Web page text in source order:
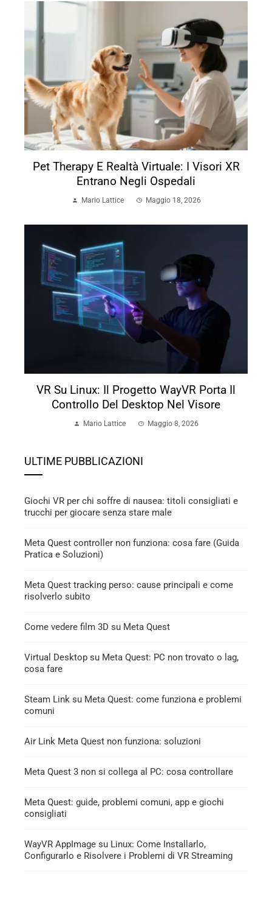
Pet Therapy E Realtà Virtuale: I Visori XR
Entrano Negli Ospedali
Mario Lattice Maggio 18, 2026
VR Su Linux: Il Progetto WayVR Porta Il
Controllo Del Desktop Nel Visore
Mario Lattice Maggio 8, 2026
ULTIME PUBBLICAZIONI
Giochi VR per chi soffre di nausea: titoli consigliati e
trucchi per giocare senza stare male
Meta Quest controller non funziona: cosa fare (Guida
Pratica e Soluzioni)
Meta Quest tracking perso: cause principali e come
risolverlo subito
Come vedere film 3D su Meta Quest
Virtual Desktop su Meta Quest: PC non trovato o lag,
cosa fare
Steam Link su Meta Quest: come funziona e problemi
comuni
Air Link Meta Quest non funziona: soluzioni
Meta Quest 3 non si collega al PC: cosa controllare
Meta Quest: guide, problemi comuni, app e giochi
consigliati
WayVR AppImage su Linux: Come Installarlo,
Configurarlo e Risolvere i Problemi di VR Streaming